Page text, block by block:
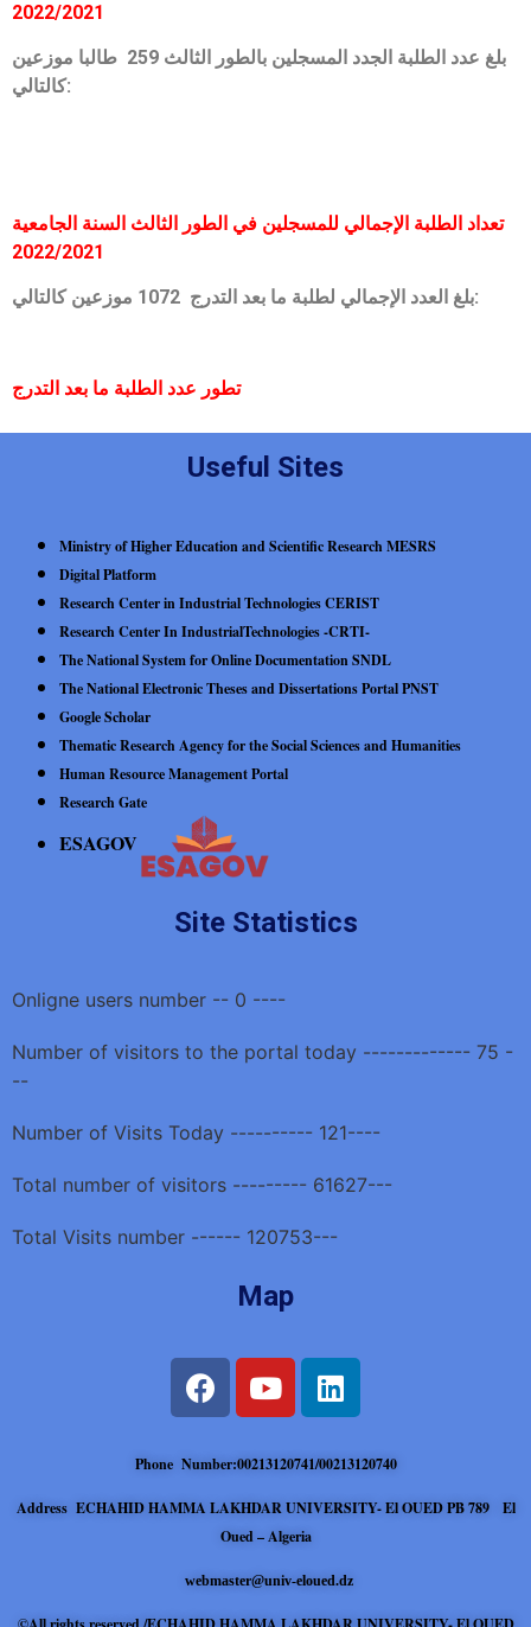
2022/2021
بلغ عدد الطلبة الجدد المسجلين بالطور الثالث 259 طالبا موزعين
كالتالي:
تعداد الطلبة الإجمالي للمسجلين في الطور الثالث السنة الجامعية
2022/2021
بلغ العدد الإجمالي لطلبة ما بعد التدرج 1072 موزعين كالتالي:
تطور عدد الطلبة ما بعد التدرج
Useful Sites
Ministry of Higher Education and Scientific Research MESRS
Digital Platform
Research Center in Industrial Technologies CERIST
Research Center In IndustrialTechnologies -CRTI-
The National System for Online Documentation SNDL
The National Electronic Theses and Dissertations Portal PNST
Google Scholar
Thematic Research Agency for the Social Sciences and Humanities
Human Resource Management Portal
Research Gate
ESAGOV
Site Statistics
Onligne users number -- 0 ----
Number of visitors to the portal today ------------- 75 -
--
Number of Visits Today ---------- 121----
Total number of visitors --------- 61627---
Total Visits number ------ 120753---
Map
Phone Number:00213120741/00213120740
Address ECHAHID HAMMA LAKHDAR UNIVERSITY- El OUED PB 789 El
Oued – Algeria
webmaster@univ-eloued.dz